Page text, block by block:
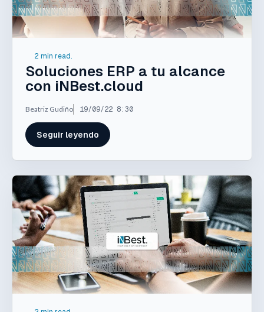
2 min read.
Soluciones ERP a tu alcance
con iNBest.cloud
Beatriz Gudiño 19/09/22 8:30
Seguir leyendo